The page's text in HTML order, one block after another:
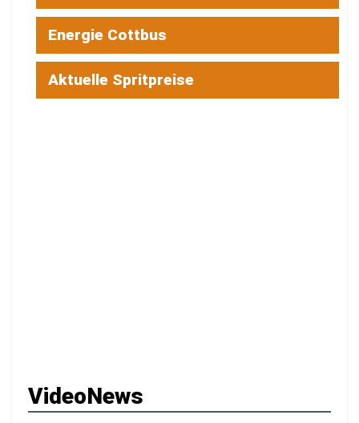
Energie Cottbus
Aktuelle Spritpreise
VideoNews